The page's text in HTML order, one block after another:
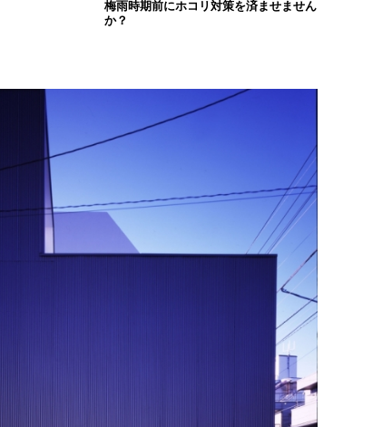
梅雨時期前にホコリ対策を済ませません
か？